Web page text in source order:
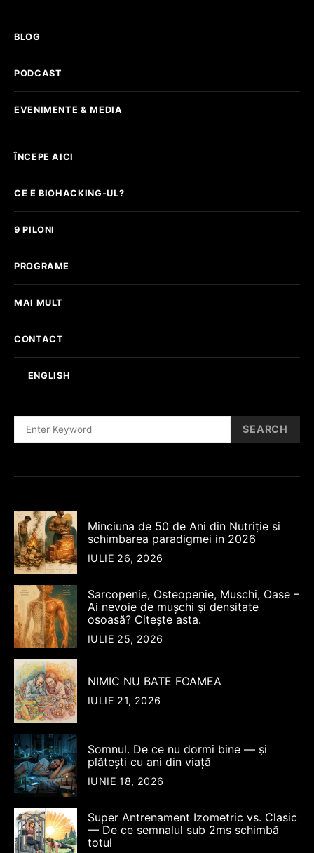
BLOG
PODCAST
EVENIMENTE & MEDIA
ÎNCEPE AICI
CE E BIOHACKING-UL?
9 PILONI
PROGRAME
MAI MULT
CONTACT
ENGLISH
SEARCH
Minciuna de 50 de Ani din Nutriție si
schimbarea paradigmei in 2026
IULIE 26, 2026
Sarcopenie, Osteopenie, Muschi, Oase –
Ai nevoie de mușchi și densitate
osoasă? Citește asta.
IULIE 25, 2026
NIMIC NU BATE FOAMEA
IULIE 21, 2026
Somnul. De ce nu dormi bine — şi
plăteşti cu ani din viață
IUNIE 18, 2026
Super Antrenament Izometric vs. Clasic
— De ce semnalul sub 2ms schimbă
totul